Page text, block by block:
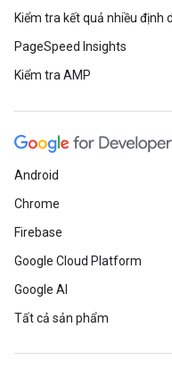
Kiểm tra kết quả nhiều định
PageSpeed Insights
Kiểm tra AMP
Android
Chrome
Firebase
Google Cloud Platform
Google AI
Tất cả sản phẩm